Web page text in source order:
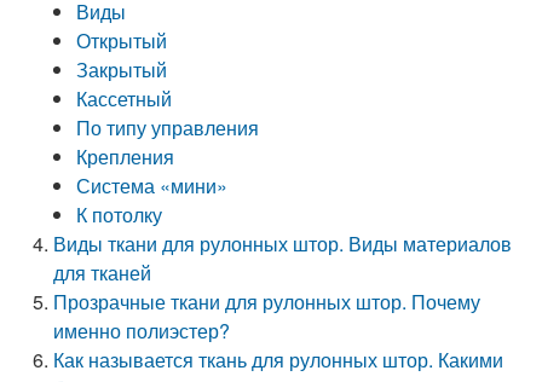
Виды
Открытый
Закрытый
Кассетный
По типу управления
Крепления
Система «мини»
К потолку
Виды ткани для рулонных штор. Виды материалов
для тканей
Прозрачные ткани для рулонных штор. Почему
именно полиэстер?
Как называется ткань для рулонных штор. Какими